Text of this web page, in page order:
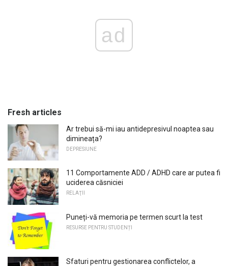
ad
Fresh articles
Ar trebui să-mi iau antidepresivul noaptea sau
dimineața?
DEPRESIUNE
11 Comportamente ADD / ADHD care ar putea fi
uciderea căsniciei
RELAŢII
Puneți-vă memoria pe termen scurt la test
RESURSE PENTRU STUDENȚI
Sfaturi pentru gestionarea conflictelor, a